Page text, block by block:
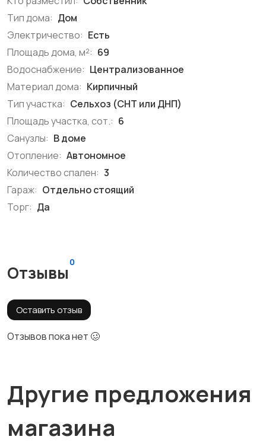
Тип дома: Дом
Электричество: Есть
Площадь дома, м²: 69
Водоснабжение: Централизованное
Материал дома: Кирпичный
Тип участка: Сельхоз (СНТ или ДНП)
Площадь участка, сот.: 6
Санузлы: В доме
Отопление: Автономное
Количество спален: 3
Гараж: Отдельно стоящий
Торг: Да
Отзывы
0
Оставить отзыв
Отзывов пока нет 🥴
Другие предложения
магазина